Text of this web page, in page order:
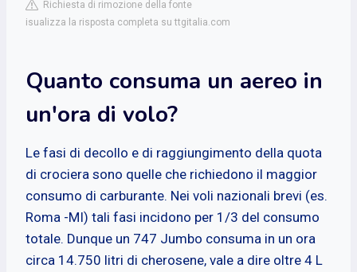
Richiesta di rimozione della fonte
isualizza la risposta completa su ttgitalia.com
Quanto consuma un aereo in
un'ora di volo?
Le fasi di decollo e di raggiungimento della quota
di crociera sono quelle che richiedono il maggior
consumo di carburante. Nei voli nazionali brevi (es.
Roma -MI) tali fasi incidono per 1/3 del consumo
totale. Dunque un 747 Jumbo consuma in un ora
circa 14.750 litri di cherosene, vale a dire oltre 4 L